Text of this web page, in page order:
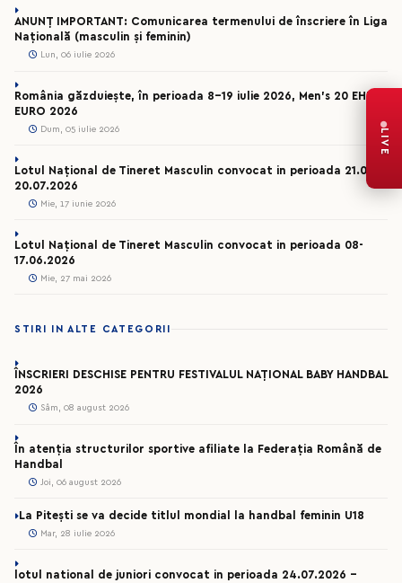
ANUNȚ IMPORTANT: Comunicarea termenului de înscriere în Liga
Națională (masculin și feminin)
Lun, 06 iulie 2026
România găzduiește, în perioada 8-19 iulie 2026, Men’s 20 EHF
EURO 2026
Dum, 05 iulie 2026
Lotul Național de Tineret Masculin convocat in perioada 21.06-
20.07.2026
Mie, 17 iunie 2026
Lotul Național de Tineret Masculin convocat in perioada 08-
17.06.2026
Mie, 27 mai 2026
STIRI IN ALTE CATEGORII
ÎNSCRIERI DESCHISE PENTRU FESTIVALUL NAȚIONAL BABY HANDBAL
2026
Sâm, 08 august 2026
În atenția structurilor sportive afiliate la Federația Română de
Handbal
Joi, 06 august 2026
La Pitești se va decide titlul mondial la handbal feminin U18
Mar, 28 iulie 2026
lotul national de juniori convocat in perioada 24.07.2026 –
LIVE